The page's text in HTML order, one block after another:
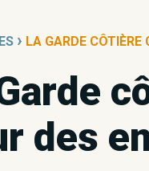
› LA GARDE CÔTIÈRE
des